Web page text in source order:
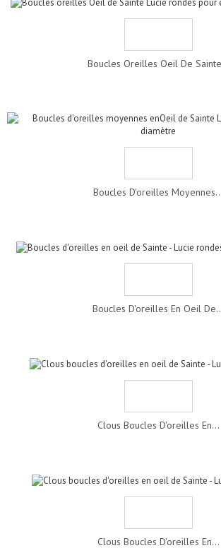
Boucles Oreilles Oeil De
Boucles D'oreilles
Boucles D'oreilles En Oeil
Clous Boucles D'oreilles En...
Clous Boucles D'oreilles En...